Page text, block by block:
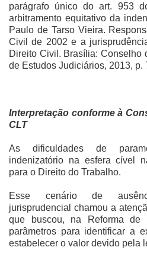
parágrafo único do art. 953
arbitramento equitativo da
Paulo de Tarso Vieira.
Civil de 2002 e a
Direito Civil. Brasília: Conselho
de Estudos Judiciários, 2013, p.
Interpretação conforme à
CLT
As dificuldades de
indenizatório na esfera cível
para o Direito do Trabalho.
Esse cenário de
jurisprudencial chamou a
que buscou, na Reforma de
parâmetros para identificar a
estabelecer o valor devido pela